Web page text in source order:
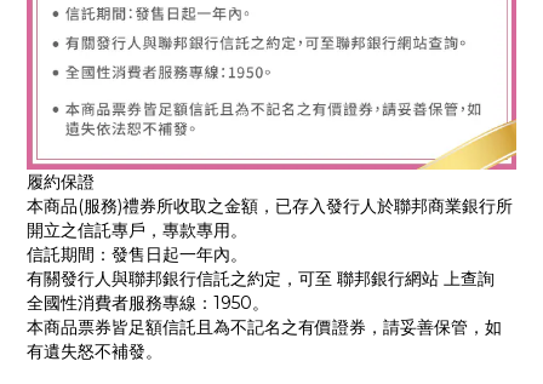
履約保證
本商品(服務)禮券所收取之金額，已存入發行人於聯邦商業銀行所
開立之信託專戶，專款專用。
信託期間：發售日起一年內。
有關發行人與聯邦銀行信託之約定，可至 聯邦銀行網站 上查詢
全國性消費者服務專線：1950。
本商品票券皆足額信託且為不記名之有價證券，請妥善保管，如
有遺失怒不補發。